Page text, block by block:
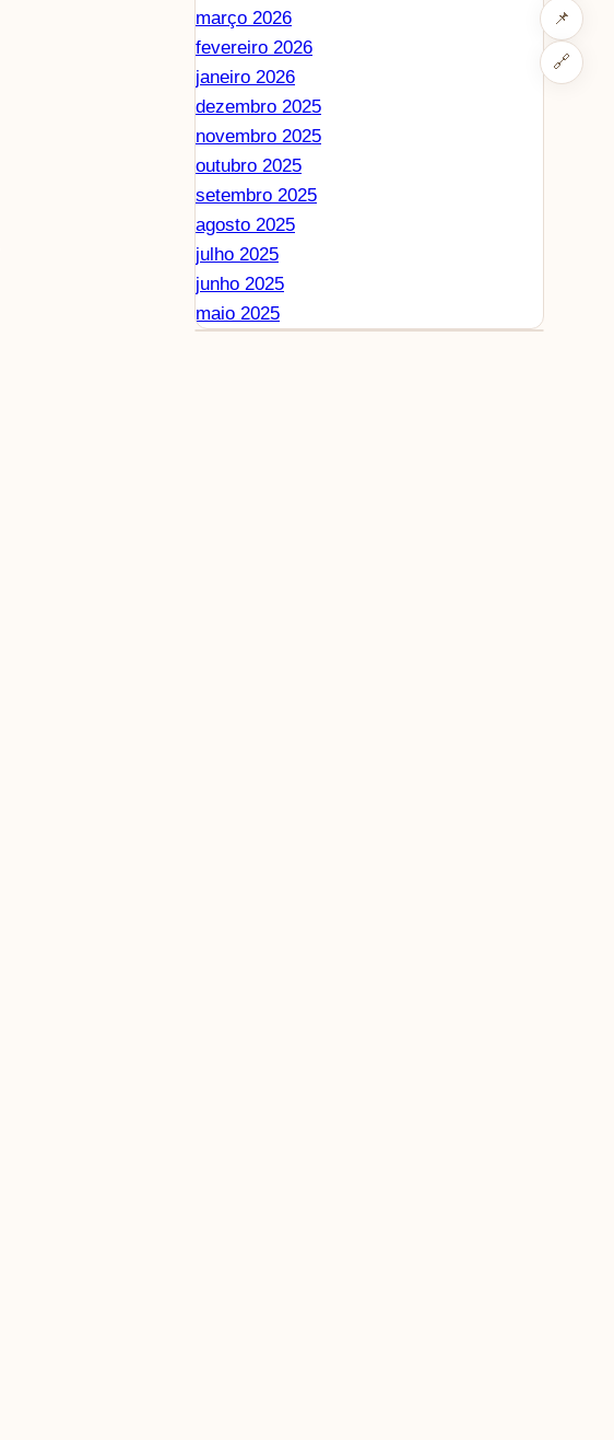
📌
🔗
março 2026
fevereiro 2026
janeiro 2026
dezembro 2025
novembro 2025
outubro 2025
setembro 2025
agosto 2025
julho 2025
junho 2025
maio 2025